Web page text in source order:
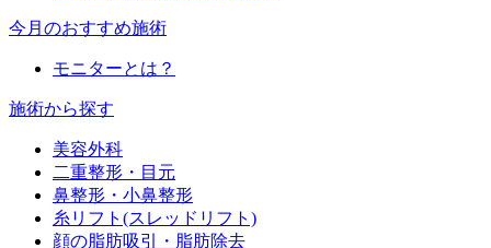
今月のおすすめ施術
モニターとは？
施術から探す
美容外科
二重整形・目元
鼻整形・小鼻整形
糸リフト(スレッドリフト)
顔の脂肪吸引・脂肪除去